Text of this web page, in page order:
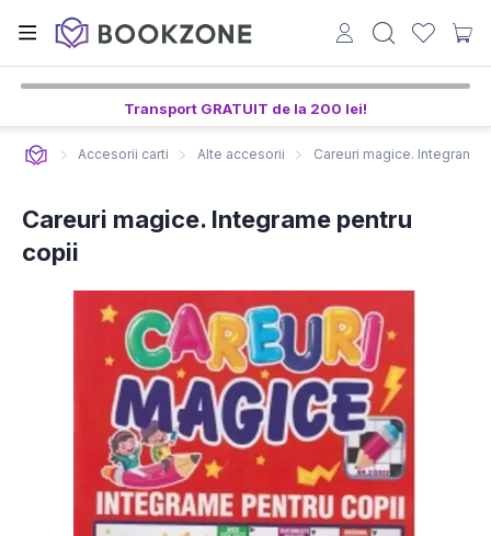
Transport GRATUIT de la 200 lei!
Accesorii carti Alte accesorii Careuri magice. Integrame
Careuri magice. Integrame pentru
copii